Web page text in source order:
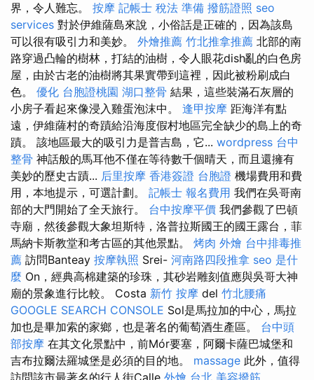
界，令人難忘。 按摩 記帳士 稅法 準備 撥筋證照 seo
services 對於伊維薩島來說，小俗話是正確的，因為該島
可以很有吸引力和美妙。 外燴推薦 竹北推拿推薦 北部的南
路穿過凸輪的樹林，打結的油樹，令人眼花dish亂的白色房
屋，由於古老的油樹將其果實帶到這裡，因此被粉刷成白
色。 優化 台胞證桃園 湖口整骨 結果，這些裝滿石灰層的
小房子看起來像浸入雞蛋泡沫中。 逢甲按摩 距海洋有點
遠，伊維薩村的奇蹟給沿海度假村地區完全缺少的島上的奇
蹟。 該地區最大的吸引力是普吉島，它... wordpress 台中
整骨 神話般的馬耳他不僅在等待數千個晴天，而且還擁有
美妙的歷史古蹟... 后里按摩 香港簽證 台胞證 機場費用和費
用，本地提示，可選計劃。 記帳士 報名費用 我們在吳哥南
部的大門開始了全天旅行。 台中按摩平價 我們參觀了巴頓
寺廟，然後參觀大象坦斯特，洛普拉斯國王的國王露台，菲
馬納卡斯教堂和考古區的其他景點。 烤肉 外燴 台中排毒推
薦 訪問Banteay 按摩執照 Srei- 河南路四段推拿 seo 是什
麼 On，經典高棉建築的珍珠，其砂岩雕刻值應與吳哥大神
廟的景象進行比較。 Costa 新竹 按摩 del 竹北腰痛
GOOGLE SEARCH CONSOLE Sol是馬拉加的中心，馬拉
加也是畢加索的家鄉，也是著名的葡萄酒生產區。 台中頭
部按摩 在其文化景點中，前Mór要塞，阿爾卡薩巴城堡和
吉布拉爾法羅城堡是必須的目的地。 massage 此外，值得
訪問該市最著名的行人街Calle 外燴 台北 美容撥筋